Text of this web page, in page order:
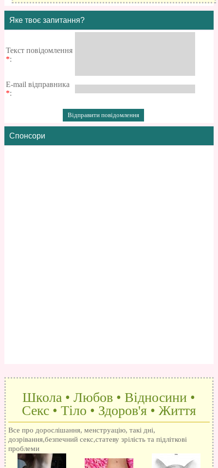
Яке твоє запитання?
Текст повідомлення
*:
E-mail відправника
*:
Спонсори
Школа • Любов • Відносини •
Секс • Тіло • Здоров'я • Життя
Все про дорослішання, менструацію, такі дні,
дозрівання,безпечний секс,статеву зрілість та підліткові
проблеми